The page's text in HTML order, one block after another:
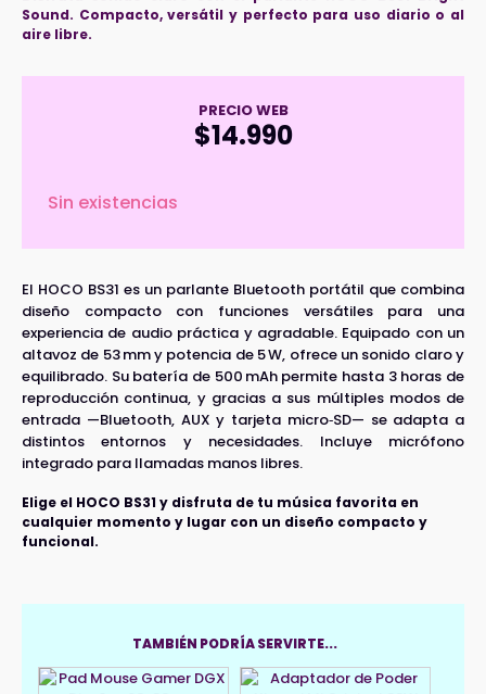
Sound. Compacto, versátil y perfecto para uso diario o al
aire libre.
PRECIO WEB
$14.990
Sin existencias
El HOCO BS31 es un parlante Bluetooth portátil que combina
diseño compacto con funciones versátiles para una
experiencia de audio práctica y agradable. Equipado con un
altavoz de 53 mm y potencia de 5 W, ofrece un sonido claro y
equilibrado. Su batería de 500 mAh permite hasta 3 horas de
reproducción continua, y gracias a sus múltiples modos de
entrada —Bluetooth, AUX y tarjeta micro‑SD— se adapta a
distintos entornos y necesidades. Incluye micrófono
integrado para llamadas manos libres.
Elige el HOCO BS31 y disfruta de tu música favorita en
cualquier momento y lugar con un diseño compacto y
funcional.
TAMBIÉN PODRÍA SERVIRTE...